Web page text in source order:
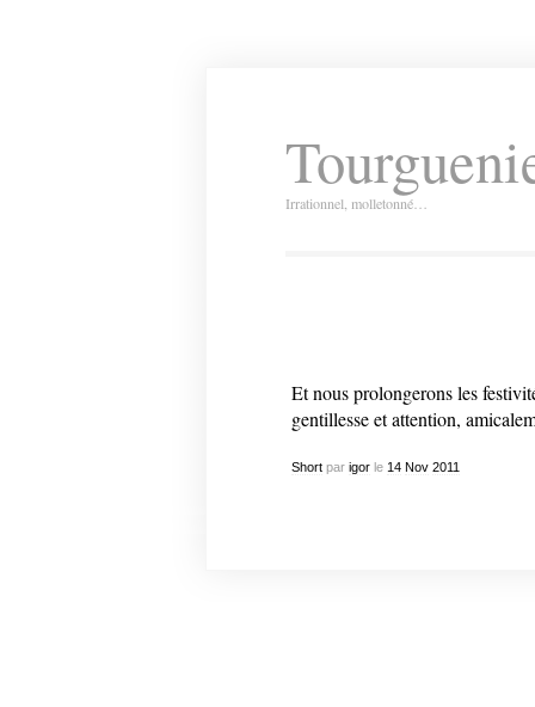
Irrationnel, molletonné…
Et nous prolongerons les
gentillesse et attention,
Shortpar igorle 14 Nov 2011